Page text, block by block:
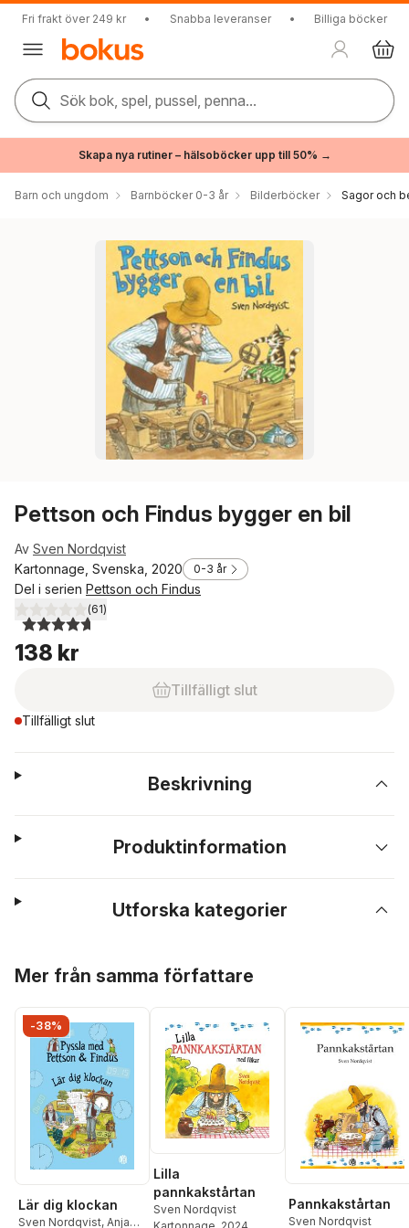
Fri frakt över 249 kr • Snabba leveranser • Billiga böcker
Sök bok, spel, pussel, penna...
Skapa nya rutiner – hälsoböcker upp till 50% →
Barn och ungdom Barnböcker 0-3 år Bilderböcker Sagor och
Pettson och Findus bygger en bil
Av Sven Nordqvist
Kartonnage, Svenska, 2020
0-3 år
Del i serien Pettson och Findus
4,7utav 5 stjärnor. Totalt antal röster:
(61)
138 kr
Tillfälligt slut
Tillfälligt slut
Beskrivning
Produktinformation
Utforska kategorier
Mer från samma författare
-38%
Lär dig klockan
Sven Nordqvist, Anja
Lilla
pannkakstårtan
Sven Nordqvist
Pannkakstårtan
Sven Nordqvist